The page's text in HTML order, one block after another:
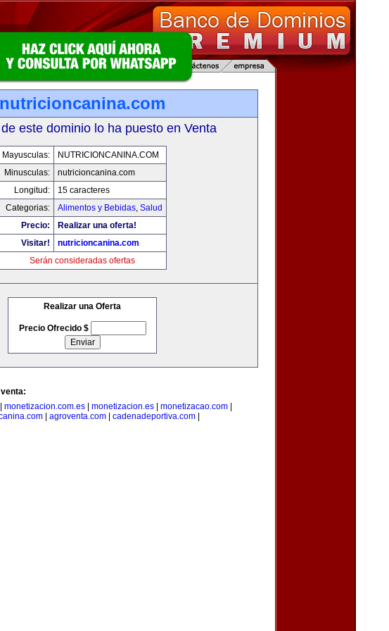
nutricioncanina.com
este dominio lo ha puesto en Venta
Mayusculas:
NUTRICIONCANINA.COM
Minusculas:
nutricioncanina.com
Longitud:
15 caracteres
Categorias:
Alimentos y Bebidas, Salud
Precio:
Realizar una oferta!
Visitar!
nutricioncanina.com
Serán consideradas ofertas
Realizar una Oferta
Precio Ofrecido $
monetizacion.com.es| monetizacion.es| monetizacao.com|
| agroventa.com| cadenadeportiva.com|